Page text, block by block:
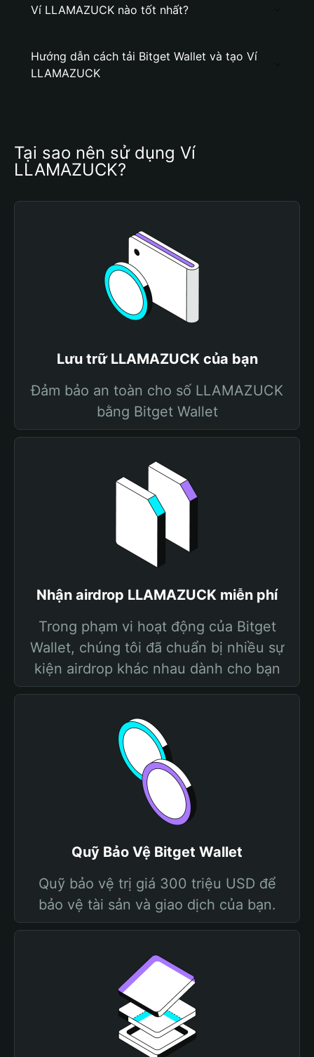
Ví LLAMAZUCK nào tốt nhất?
Hướng dẫn cách tải Bitget Wallet và tạo Ví
LLAMAZUCK
Tại sao nên sử dụng Ví
LLAMAZUCK?
Lưu trữ LLAMAZUCK của bạn
Đảm bảo an toàn cho số LLAMAZUCK
bằng Bitget Wallet
Nhận airdrop LLAMAZUCK miễn phí
Trong phạm vi hoạt động của Bitget
Wallet, chúng tôi đã chuẩn bị nhiều sự
kiện airdrop khác nhau dành cho bạn
Quỹ Bảo Vệ Bitget Wallet
Quỹ bảo vệ trị giá 300 triệu USD để
bảo vệ tài sản và giao dịch của bạn.